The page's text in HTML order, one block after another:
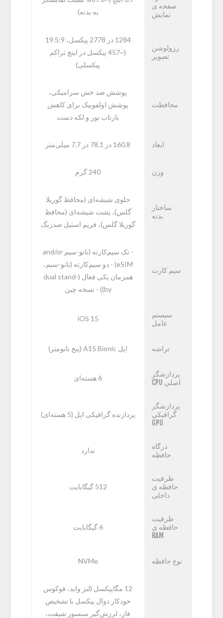
صفحه ی
نمایش
به بدنه)
رزولوشن
تصویر
1284 در 2778 پیکسل، 19.5:9
(~457 پیکسل در اینچ تراکم
پیکسلی)
محافظت
پوشش ضد خش سرامیکی،
پوشش اولفوبیک برای کاهش
بازتاب نور و لکه دست
ابعاد 160.8 در 78.1 در 7.7 میلی‌متر
وزن 240 گرم
ساختار
بدنه
جلوی شیشه‌ای (محافظ گوریلا
گلس)، پشت شیشه‌ای (محافظ
گوریلا گلس)، فریم استیل ضدزنگ
سیم کارت
- تک سیم‌کارته (نانو-سیم and/or
eSIM) - دو سیم‌کارته (نانو-سیم،
همزمان یکی فعال (dual stand-
by)) - نسخه چین
سيستم
عامل
iOS 15
تراشه اپل A15 Bionic (پنج نانومتر)
پردازشگر
اصلي CPU
6 هسته‌ای
پردازشگر
گرافيکي
GPU
پردازنده گرافیکی اپل (5 هسته‌ای)
درگاه
حافظه
ندارد
ظرفیت
حافظه ی
داخلی
512 گيگابايت
ظرفیت
حافظه ی
RAM
6 گيگابايت
نوع حافظه NVMe
12 مگاپیکسل (لنز واید، فوکوس
خودکار دوال پیکسل با تشخیص
فاز، لرزش‌گیر سنسور شیفت،